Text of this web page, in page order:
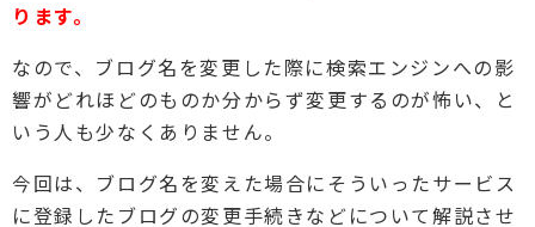
ります。
なので、ブログ名を変更した際に検索エンジンへの影
響がどれほどのものか分からず変更するのが怖い、と
いう人も少なくありません。
今回は、ブログ名を変えた場合にそういったサービス
に登録したブログの変更手続きなどについて解説させ